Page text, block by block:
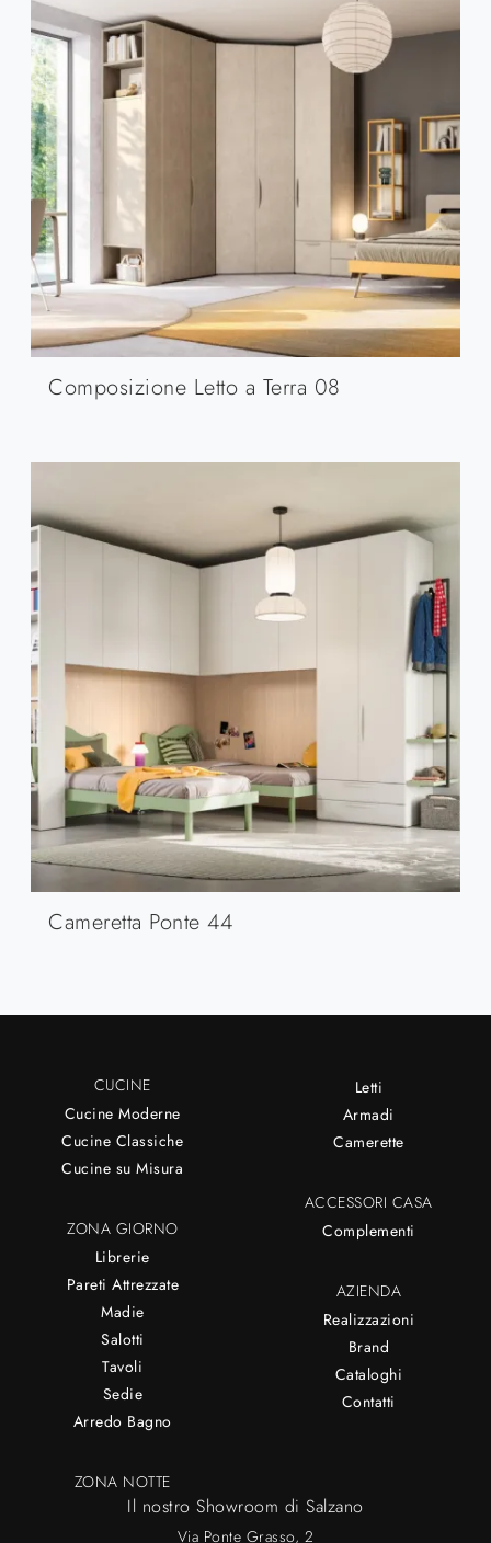
Composizione Letto a Terra 08
Cameretta Ponte 44
CUCINE
Cucine Moderne
Cucine Classiche
Cucine su Misura
ZONA GIORNO
Librerie
Pareti Attrezzate
Madie
Salotti
Tavoli
Sedie
Arredo Bagno
ZONA NOTTE
Letti
Armadi
Camerette
ACCESSORI CASA
Complementi
AZIENDA
Realizzazioni
Brand
Cataloghi
Contatti
Il nostro Showroom di Salzano
Via Ponte Grasso, 2